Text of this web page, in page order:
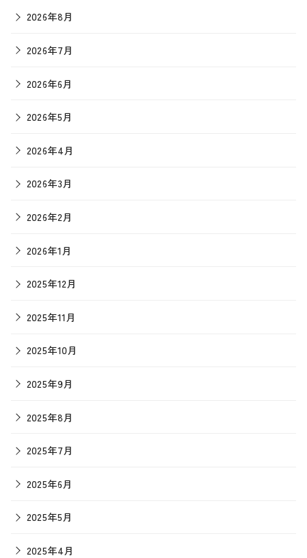
2026年8月
2026年7月
2026年6月
2026年5月
2026年4月
2026年3月
2026年2月
2026年1月
2025年12月
2025年11月
2025年10月
2025年9月
2025年8月
2025年7月
2025年6月
2025年5月
2025年4月